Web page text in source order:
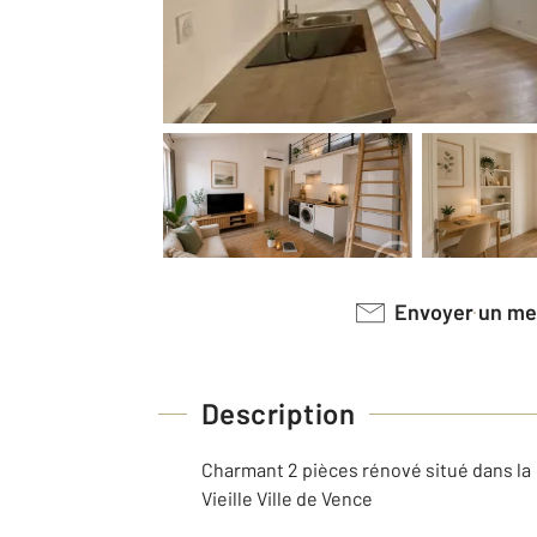
Envoyer un
Description
Charmant 2 pièces rénové situé dans la
Vieille Ville de Vence